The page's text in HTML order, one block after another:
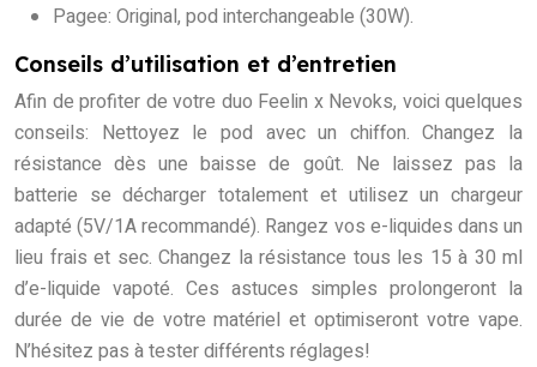
Pagee: Original, pod interchangeable (30W).
Conseils d’utilisation et d’entretien
Afin de profiter de votre duo Feelin x Nevoks, voici quelques
conseils: Nettoyez le pod avec un chiffon. Changez la
résistance dès une baisse de goût. Ne laissez pas la
batterie se décharger totalement et utilisez un chargeur
adapté (5V/1A recommandé). Rangez vos e-liquides dans un
lieu frais et sec. Changez la résistance tous les 15 à 30 ml
d’e-liquide vapoté. Ces astuces simples prolongeront la
durée de vie de votre matériel et optimiseront votre vape.
N’hésitez pas à tester différents réglages!